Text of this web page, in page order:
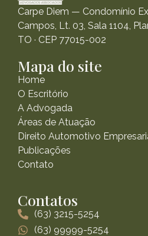
Carpe Diem — Condomínio
Campos, Lt. 03, Sala 1104,
TO · CEP 77015-002
Mapa do site
Home
O Escritório
A Advogada
Áreas de Atuação
Direito Automotivo
Publicações
Contato
Contatos
(63) 3215-5254
(63) 99999-5254